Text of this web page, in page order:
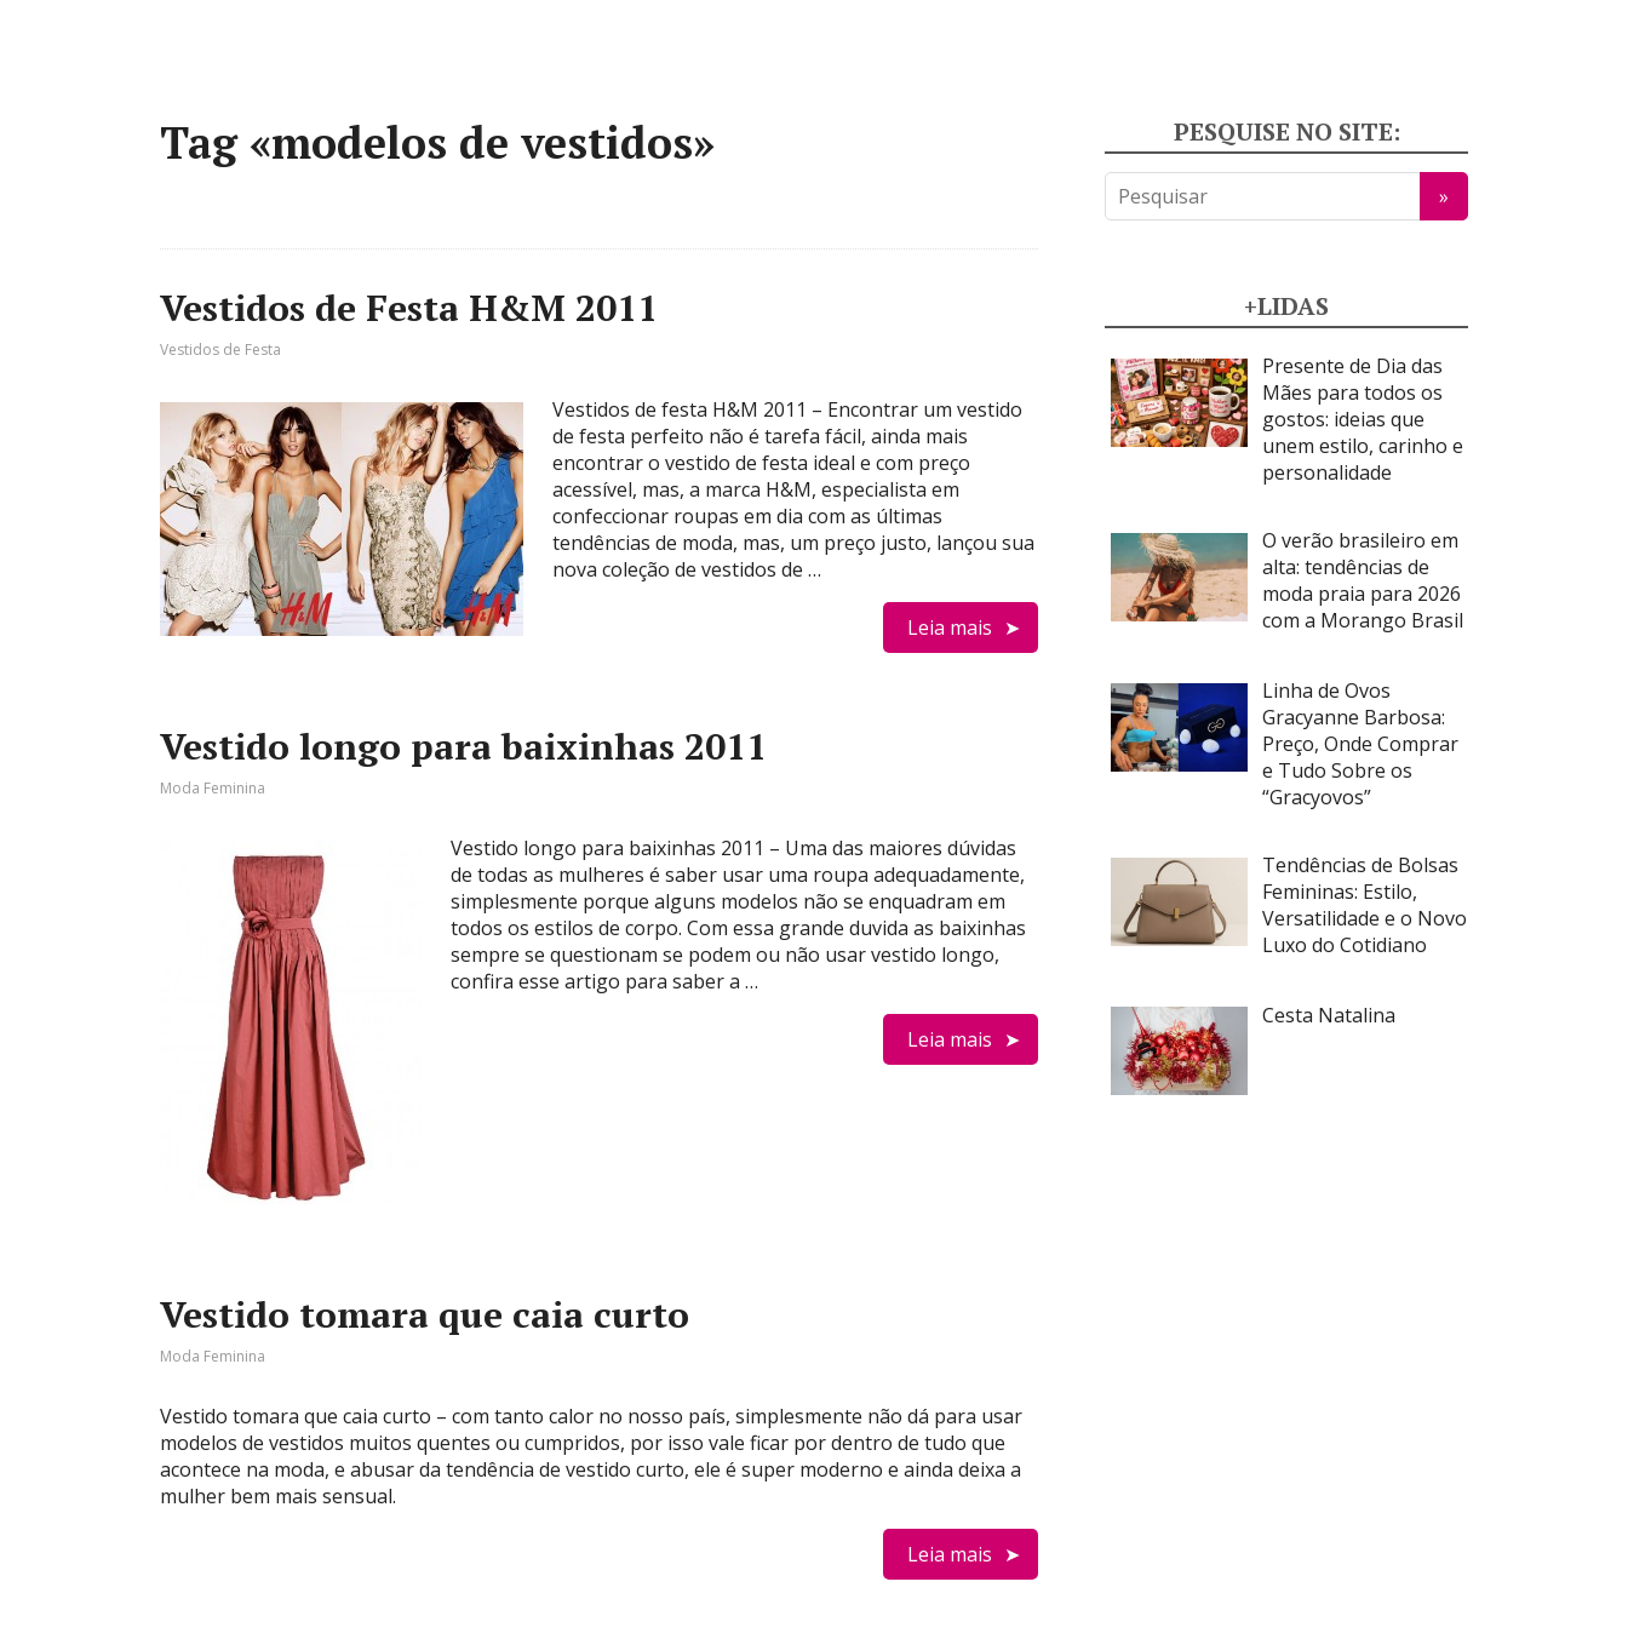
Tag «modelos de vestidos»
Vestidos de Festa H&M 2011
Vestidos de Festa
Vestidos de festa H&M 2011 – Encontrar um vestido
de festa perfeito não é tarefa fácil, ainda mais
encontrar o vestido de festa ideal e com preço
acessível, mas, a marca H&M, especialista em
confeccionar roupas em dia com as últimas
tendências de moda, mas, um preço justo, lançou sua
nova coleção de vestidos de …
Leia mais
Vestido longo para baixinhas 2011
Moda Feminina
Vestido longo para baixinhas 2011 – Uma das maiores dúvidas
de todas as mulheres é saber usar uma roupa adequadamente,
simplesmente porque alguns modelos não se enquadram em
todos os estilos de corpo. Com essa grande duvida as baixinhas
sempre se questionam se podem ou não usar vestido longo,
confira esse artigo para saber a …
Leia mais
Vestido tomara que caia curto
Moda Feminina
Vestido tomara que caia curto – com tanto calor no nosso país, simplesmente não dá para usar
modelos de vestidos muitos quentes ou cumpridos, por isso vale ficar por dentro de tudo que
acontece na moda, e abusar da tendência de vestido curto, ele é super moderno e ainda deixa a
mulher bem mais sensual.
Leia mais
PESQUISE NO SITE:
+LIDAS
Presente de Dia das
Mães para todos os
gostos: ideias que
unem estilo, carinho e
personalidade
O verão brasileiro em
alta: tendências de
moda praia para 2026
com a Morango Brasil
Linha de Ovos
Gracyanne Barbosa:
Preço, Onde Comprar
e Tudo Sobre os
“Gracyovos”
Tendências de Bolsas
Femininas: Estilo,
Versatilidade e o Novo
Luxo do Cotidiano
Cesta Natalina